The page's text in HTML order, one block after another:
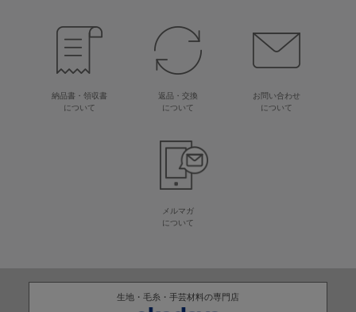
納品書・領収書
について
返品・交換
について
お問い合わせ
について
メルマガ
について
生地・毛糸・手芸材料の専門店